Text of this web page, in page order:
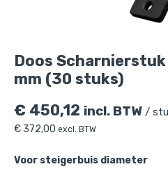
Doos
mm (30 stuks)
€ 450,12 incl. BTW /
€ 372,00 excl. BTW
Voor steigerbuis diameter
Doos